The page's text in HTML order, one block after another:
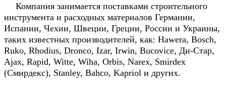
Компания занимается поставками строительного
инструмента и расходных материалов Германии,
Испании, Чехии, Швеции, Греции, России и Украины,
таких известных производителей, как: Hawera, Bosch,
Ruko, Rhodius, Dronco, Izar, Irwin, Bucovice, Ди-Стар,
Ajax, Rapid, Witte, Wiha, Orbis, Narex, Smirdex
(Смирдекс), Stanley, Bahco, Kapriol и других.